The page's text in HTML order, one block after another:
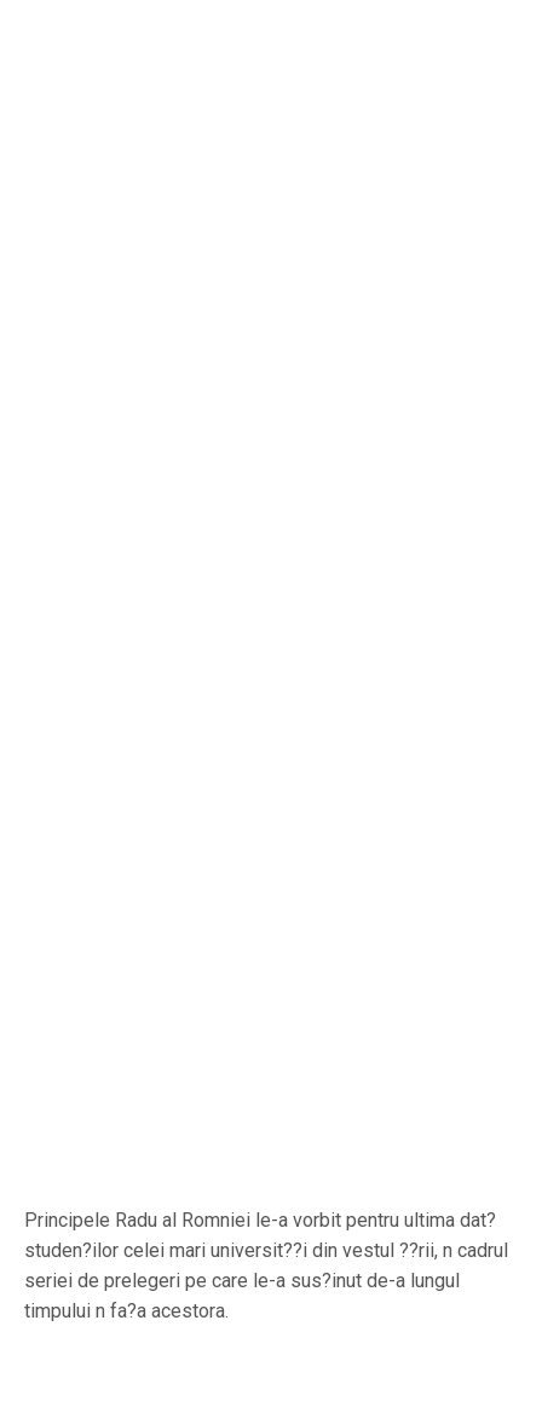
Principele Radu al Romniei le-a vorbit pentru ultima dat?
studen?ilor celei mari universit??i din vestul ??rii, n cadrul
seriei de prelegeri pe care le-a sus?inut de-a lungul
timpului n fa?a acestora.